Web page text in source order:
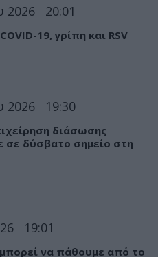
2026 20:01
19, γρίπη και RSV
2026 19:30
διάσωσης
σε δύσβατο σημείο στη
19:01
να πάθουμε από το